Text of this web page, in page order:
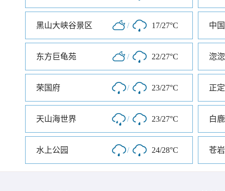
黑山大峡谷景区 / 17/27°C 中
东方巨龟苑 / 22/27°C 淴
荣国府 / 23/27°C 正
天山海世界 / 23/27°C 白
水上公园 / 24/28°C 苍